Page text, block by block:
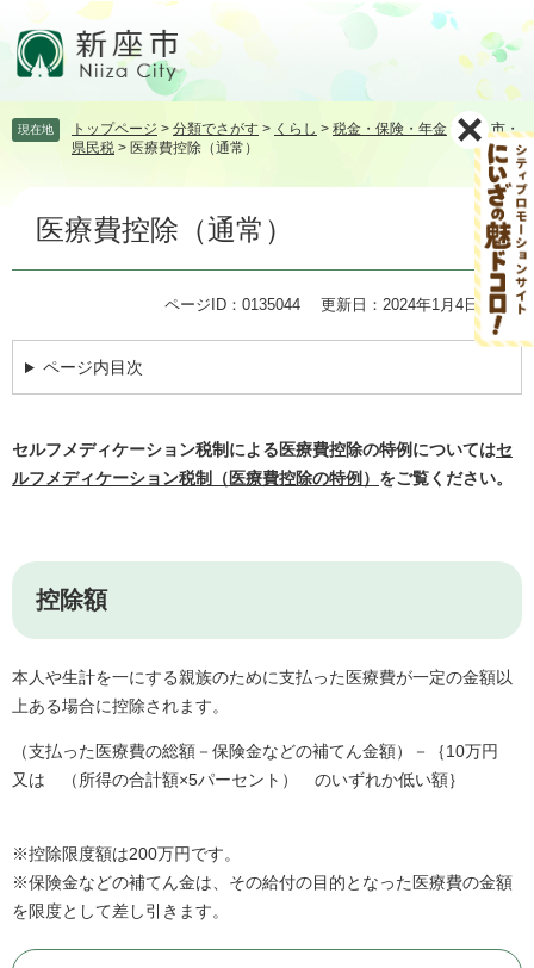
頭飛 現在地 トップページ > 分類でさがす > くらし > 税金・保険・年金 >個人市・
県民税 > 医療費控除（通常）
医療費控除（通常）
ページID：0135044 更新日：2024年1月4日更新
ページ内目次
セルフメディケーション税制による医療費控除の特例についてはセ
ルフメディケーション税制（医療費控除の特例） をご覧ください。
控除額
本人や生計を一にする親族のために支払った医療費が一定の金額以
上ある場合に控除されます。
（支払った医療費の総額－保険金などの補てん金額）－｛10万円
又は （所得の合計額×5パーセント） のいずれか低い額｝
※控除限度額は200万円です。
※保険金などの補てん金は、その給付の目的となった医療費の金額
を限度として差し引きます。